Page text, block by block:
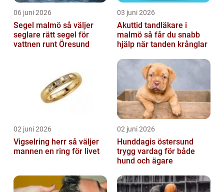
06 juni 2026
Segel malmö så väljer
seglare rätt segel för
vattnen runt Öresund
03 juni 2026
Akuttid tandläkare i
malmö så får du snabb
hjälp när tanden krånglar
02 juni 2026
Vigselring herr så väljer
mannen en ring för livet
02 juni 2026
Hunddagis östersund
trygg vardag för både
hund och ägare